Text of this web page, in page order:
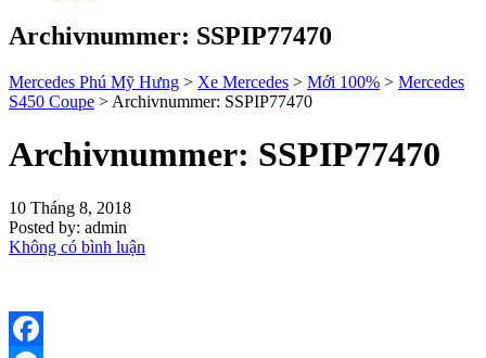
Archivnummer: SSPIP77470
Mercedes Phú Mỹ Hưng > Xe Mercedes > Mới 100% > Mercedes
S450 Coupe > Archivnummer: SSPIP77470
Archivnummer: SSPIP77470
10 Tháng 8, 2018
Posted by: admin
Không có bình luận